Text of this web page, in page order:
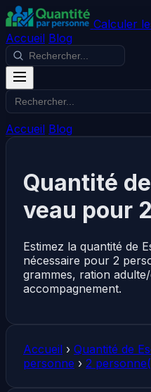
Calculer
Accueil Blog
Accueil Blog
Quantité
veau pour
Estimez la quantité de
nécessaire pour 2
grammes, ration
accompagnement.
Accueil › Quantité de
personne › 2